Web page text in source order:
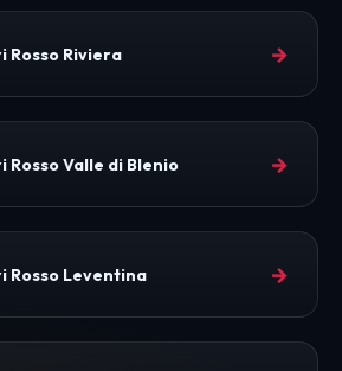
Rosso Riviera →
Valle di Blenio →
Rosso Leventina →